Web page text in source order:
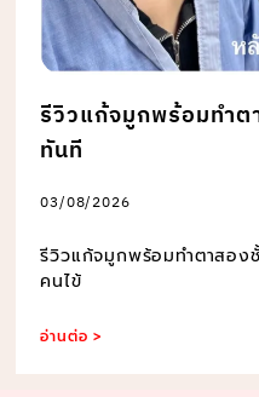
รีวิวแก้จมูกพร้อมทำต
ทันที
03/08/2026
รีวิวแก้จมูกพร้อมทำตาสอง
คนไข้
อ่านต่อ >